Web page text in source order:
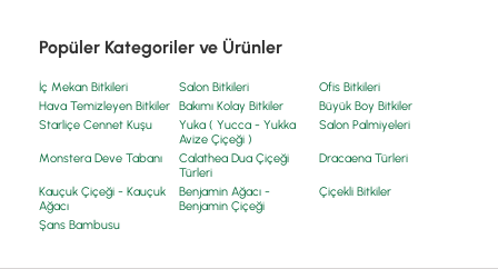
Popüler Kategoriler ve Ürünler
İç Mekan Bitkileri Salon Bitkileri
Ofis Bitkileri
Hava Temizleyen Bitkiler
Bakımı Kolay Bitkiler
Büyük Boy Bitkiler
Starliçe Cennet Kuşu
Yuka ( Yucca - Yukka
Avize Çiçeği )
Salon Palmiyeleri
Monstera Deve Tabanı
Calathea Dua Çiçeği
Türleri
Dracaena Türleri
Kauçuk Çiçeği - Kauçuk
Ağacı
Benjamin Ağacı -
Benjamin Çiçeği
Çiçekli Bitkiler
Şans Bambusu